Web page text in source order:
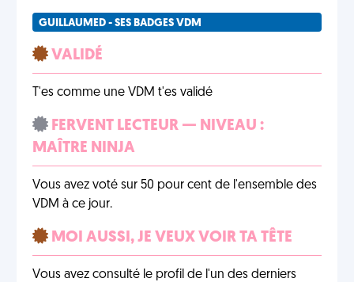
GUILLAUMED - SES BADGES VDM
VALIDÉ
T'es comme une VDM t'es validé
FERVENT LECTEUR — NIVEAU :
MAÎTRE NINJA
Vous avez voté sur 50 pour cent de l'ensemble des
VDM à ce jour.
MOI AUSSI, JE VEUX VOIR TA TÊTE
Vous avez consulté le profil de l'un des derniers